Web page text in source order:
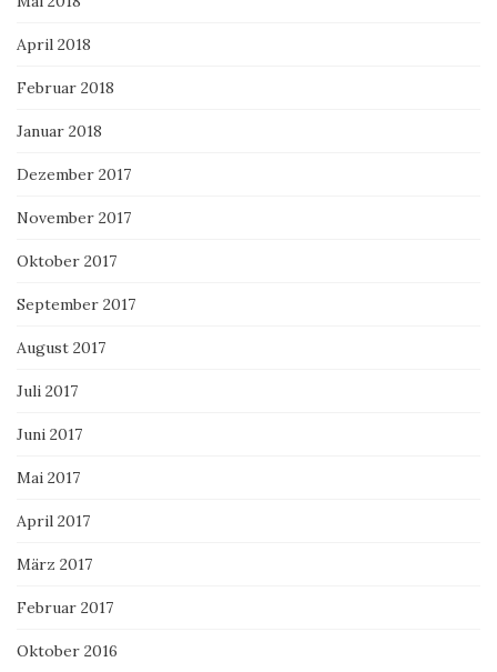
April 2018
Februar 2018
Januar 2018
Dezember 2017
November 2017
Oktober 2017
September 2017
August 2017
Juli 2017
Juni 2017
Mai 2017
April 2017
März 2017
Februar 2017
Oktober 2016